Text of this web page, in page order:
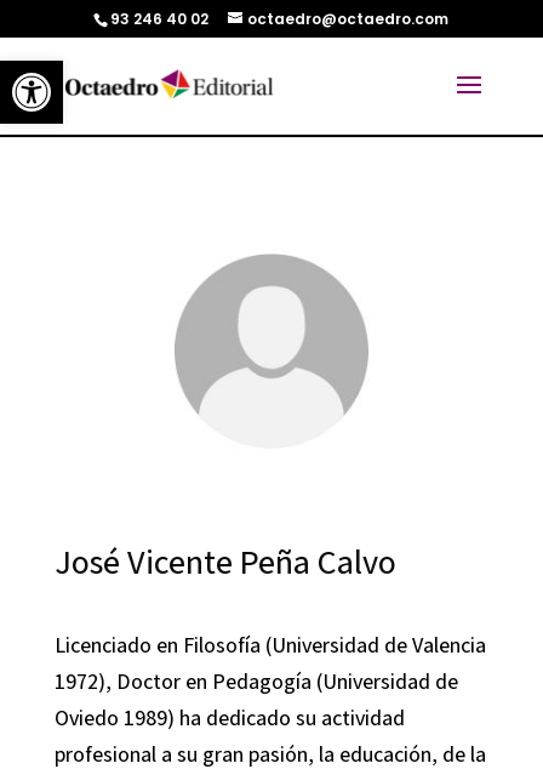
Abrir barra de herramientas
93 246 40 02 octaedro@octaedro.com
José Vicente Peña Calvo
Licenciado en Filosofía (Universidad de Valencia
1972), Doctor en Pedagogía (Universidad de
Oviedo 1989) ha dedicado su actividad
profesional a su gran pasión, la educación, de la